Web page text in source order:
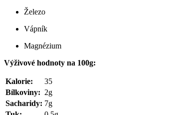
Železo
Vápník
Magnézium
Výživové hodnoty na 100g:
Kalorie:
35
Bílkoviny: 2g
Sacharidy: 7g